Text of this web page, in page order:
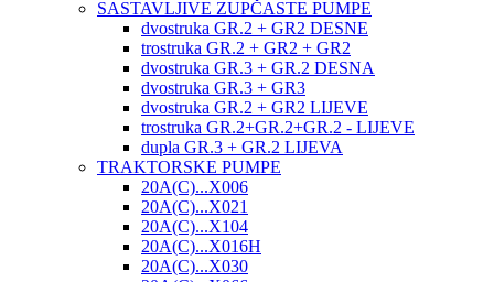
SASTAVLJIVE ZUPČASTE PUMPE
dvostruka GR.2 + GR2 DESNE
trostruka GR.2 + GR2 + GR2
dvostruka GR.3 + GR.2 DESNA
dvostruka GR.3 + GR3
dvostruka GR.2 + GR2 LIJEVE
trostruka GR.2+GR.2+GR.2 - LIJEVE
dupla GR.3 + GR.2 LIJEVA
TRAKTORSKE PUMPE
20A(C)...X006
20A(C)...X021
20A(C)...X104
20A(C)...X016H
20A(C)...X030